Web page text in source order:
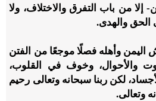
إلا من باب التفرق والاختلاف، ولا
الحق والهدى.
اليمن وأهله فصلًا موجعًا من الفتن
والأحوال، وخوف في القلوب،
لكن ربنا سبحانه وتعالى رحيم
وتعالى.